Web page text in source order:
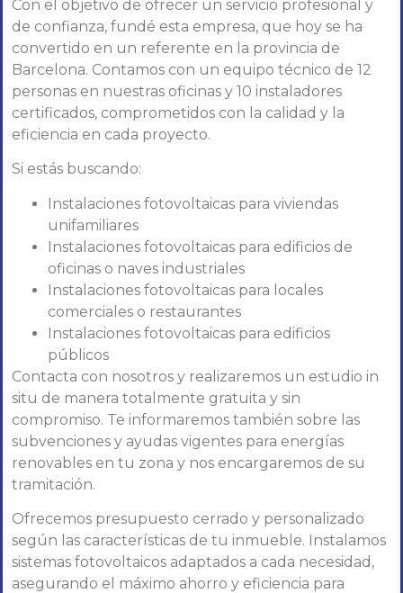
Con el objetivo de ofrecer un servicio profesional y
de confianza, fundé esta empresa, que hoy se ha
convertido en un referente en la provincia de
Barcelona. Contamos con un equipo técnico de 12
personas en nuestras oficinas y 10 instaladores
certificados, comprometidos con la calidad y la
eficiencia en cada proyecto.
Si estás buscando:
Instalaciones fotovoltaicas para viviendas
unifamiliares
Instalaciones fotovoltaicas para edificios de
oficinas o naves industriales
Instalaciones fotovoltaicas para locales
comerciales o restaurantes
Instalaciones fotovoltaicas para edificios
públicos
Contacta con nosotros y realizaremos un estudio in
situ de manera totalmente gratuita y sin
compromiso. Te informaremos también sobre las
subvenciones y ayudas vigentes para energías
renovables en tu zona y nos encargaremos de su
tramitación.
Ofrecemos presupuesto cerrado y personalizado
según las características de tu inmueble. Instalamos
sistemas fotovoltaicos adaptados a cada necesidad,
asegurando el máximo ahorro y eficiencia para